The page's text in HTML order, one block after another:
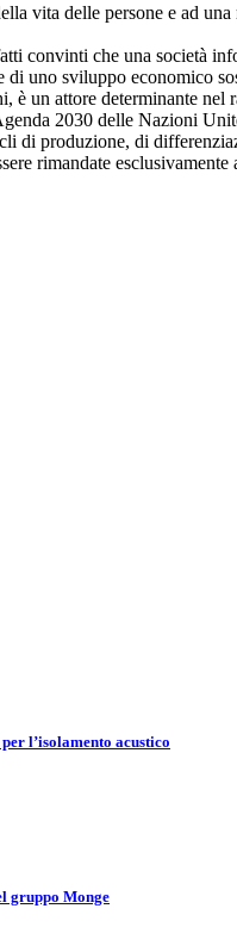
vita delle persone e ad
che una società
uno sviluppo economico
un attore determinante
2030 delle Nazioni
di produzione, di
rimandate
l’isolamento acustico
gruppo Monge